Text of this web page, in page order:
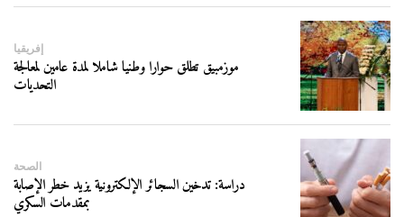
إفريقيا
موزمبيق تطلق حوارا وطنيا شاملا لمدة عامين لمعالجة
التحديات
الصحة
دراسة: تدخين السجائر الإلكترونية يزيد خطر الإصابة
بمقدمات السكري